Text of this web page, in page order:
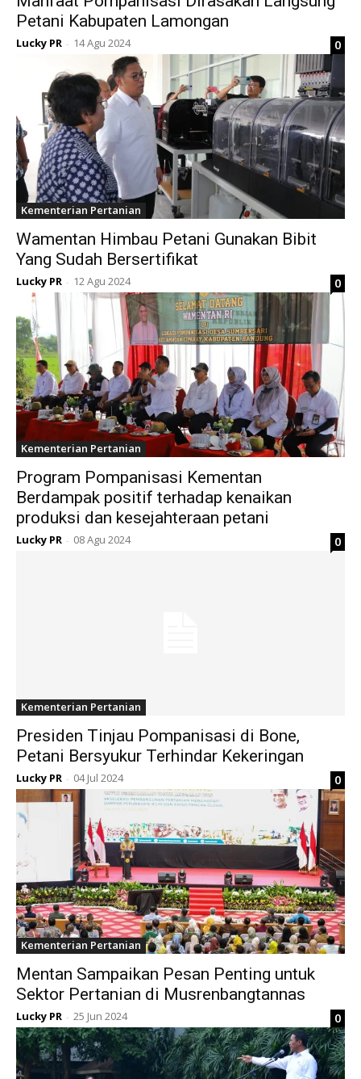
Petani Kabupaten Lamongan
Lucky PR - 14 Agu 2024 0
Kementerian Pertanian
Wamentan Himbau Petani Gunakan Bibit
Yang Sudah Bersertifikat
Lucky PR - 12 Agu 2024 0
Kementerian Pertanian
Program Pompanisasi Kementan
Berdampak positif terhadap kenaikan
produksi dan kesejahteraan petani
Lucky PR - 08 Agu 2024 0
Kementerian Pertanian
Presiden Tinjau Pompanisasi di Bone,
Petani Bersyukur Terhindar Kekeringan
Lucky PR - 04 Jul 2024 0
Kementerian Pertanian
Mentan Sampaikan Pesan Penting untuk
Sektor Pertanian di Musrenbangtannas
Lucky PR - 25 Jun 2024 0